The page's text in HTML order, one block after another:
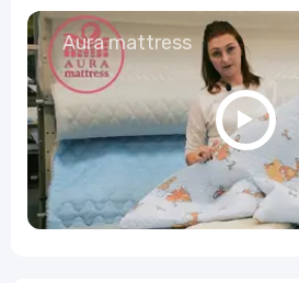
Aura mattress